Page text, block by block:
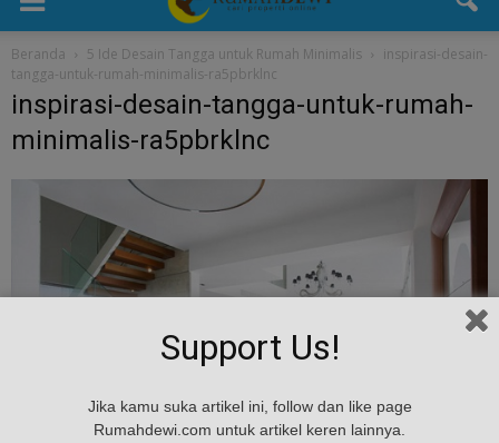
Beranda 5 Ide Desain Tangga untuk Rumah Minimalis
inspirasi-desain-
tangga-untuk-rumah-minimalis-ra5pbrklnc
inspirasi-desain-tangga-untuk-rumah-
minimalis-ra5pbrklnc
Support Us!
Jika kamu suka artikel ini, follow dan like page
Rumahdewi.com untuk artikel keren lainnya.